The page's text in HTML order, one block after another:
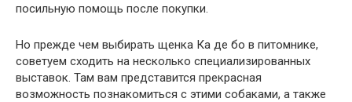
посильную помощь после покупки.
Но прежде чем выбирать щенка Ка де бо в питомнике,
советуем сходить на несколько специализированных
выставок. Там вам представится прекрасная
возможность познакомиться с этими собаками, а также